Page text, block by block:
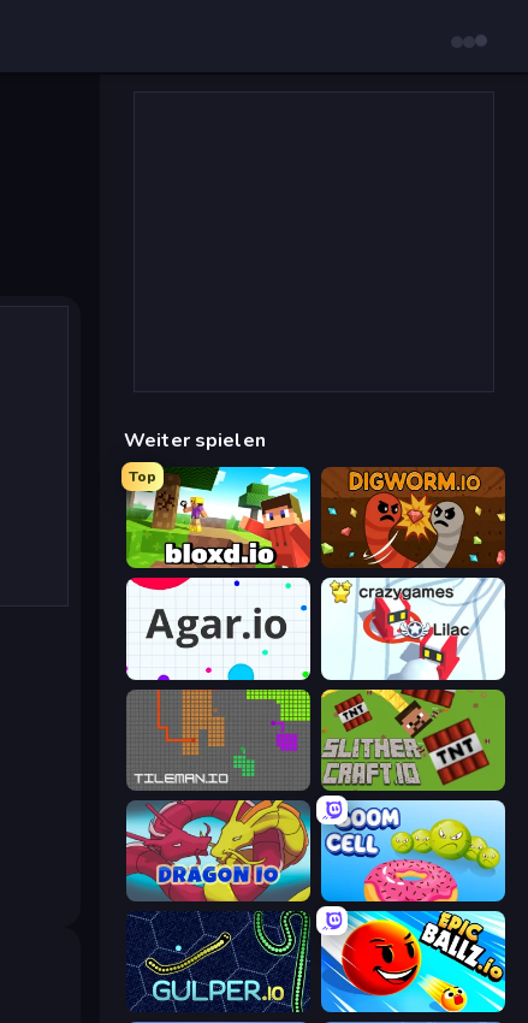
Weiter spielen
Top
Bloxd.io Digworm.io
Agar.io Snowball.io
TileMan.io SlitherCraft.io
Dragon.io Boom Cell
Gulper.io EpicBallz.io